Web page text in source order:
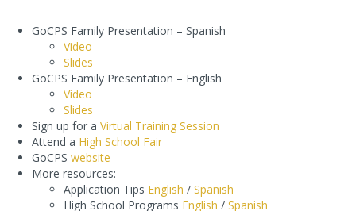
GoCPS Family Presentation – Spanish
Video
Slides
GoCPS Family Presentation – English
Video
Slides
Sign up for a Virtual Training Session
Attend a High School Fair
GoCPS website
More resources:
Application Tips English / Spanish
High School Programs English / Spanish